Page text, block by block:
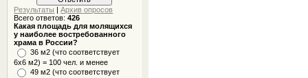
Результаты |Архив опросов
Всего ответов:426
Какая площадь для молящихся
у наиболее востребованного
храма в России?
36 м2 (что соответствует
6x6 м2) = 100 чел. и менее
49 м2 (что соответствует